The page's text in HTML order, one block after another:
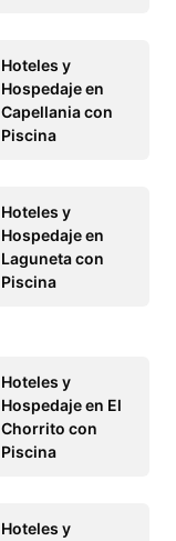
Hoteles y
Hospedaje en
Capellania con
Piscina
Hoteles y
Hospedaje en
Laguneta con
Piscina
Hoteles y
Hospedaje en El
Chorrito con
Piscina
Hoteles y